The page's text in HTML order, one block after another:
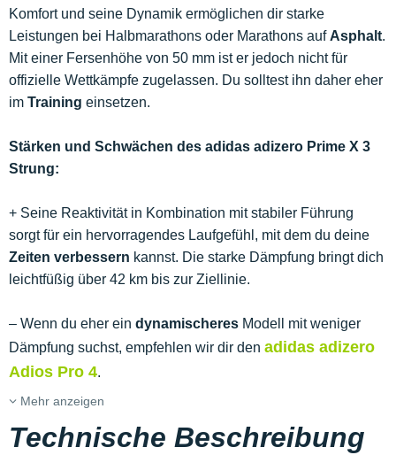
Komfort und seine Dynamik ermöglichen dir starke
Leistungen bei Halbmarathons oder Marathons auf Asphalt.
Mit einer Fersenhöhe von 50 mm ist er jedoch nicht für
offizielle Wettkämpfe zugelassen. Du solltest ihn daher eher
im Training einsetzen.
Stärken und Schwächen des adidas adizero Prime X 3
Strung:
+ Seine Reaktivität in Kombination mit stabiler Führung
sorgt für ein hervorragendes Laufgefühl, mit dem du deine
Zeiten verbessern kannst. Die starke Dämpfung bringt dich
leichtfüßig über 42 km bis zur Ziellinie.
– Wenn du eher ein dynamischeres Modell mit weniger
Dämpfung suchst, empfehlen wir dir den adidas adizero
Adios Pro 4.
Mehr anzeigen
Technische Beschreibung